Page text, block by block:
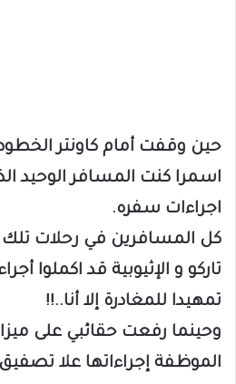
حين وقفت أمام كاونتر
اسمرا كنت المسافر الوحيد
اجراءات سفره.
كل المسافرين في رحلات تلك
تاركو و الإثيوبية قد اكملوا
تمهيدا للمغادرة إلا أنا..!!
وحينما رفعت حقائبي على
الموظفة إجراءاتها علا